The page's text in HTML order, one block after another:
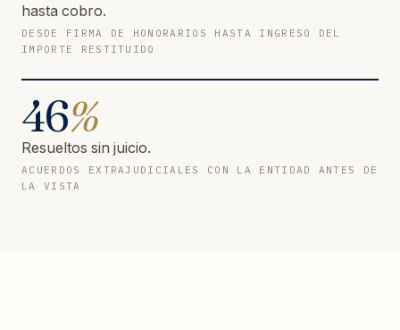
hasta cobro.
DESDE FIRMA DE HONORARIOS HASTA INGRESO DEL
IMPORTE RESTITUIDO
46%
Resueltos sin juicio.
ACUERDOS EXTRAJUDICIALES CON LA ENTIDAD ANTES DE
LA VISTA